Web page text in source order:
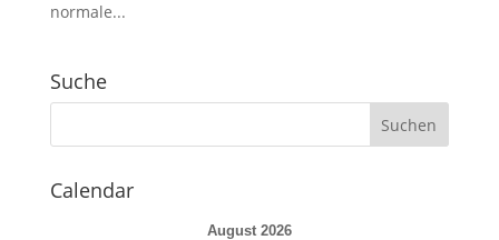
normale...
Suche
Calendar
August 2026